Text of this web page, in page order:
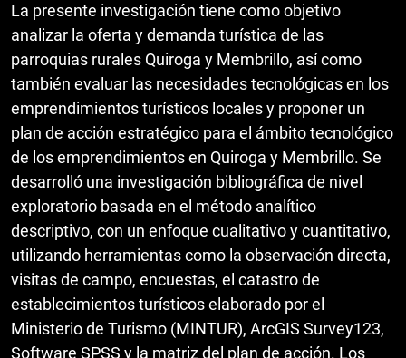
La presente investigación tiene como objetivo
analizar la oferta y demanda turística de las
parroquias rurales Quiroga y Membrillo, así como
también evaluar las necesidades tecnológicas en los
emprendimientos turísticos locales y proponer un
plan de acción estratégico para el ámbito tecnológico
de los emprendimientos en Quiroga y Membrillo. Se
desarrolló una investigación bibliográfica de nivel
exploratorio basada en el método analítico
descriptivo, con un enfoque cualitativo y cuantitativo,
utilizando herramientas como la observación directa,
visitas de campo, encuestas, el catastro de
establecimientos turísticos elaborado por el
Ministerio de Turismo (MINTUR), ArcGIS Survey123,
Software SPSS y la matriz del plan de acción. Los